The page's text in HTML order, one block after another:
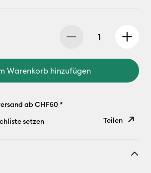
Warenkorb hinzufügen
ab CHF50 *
setzen
Teilen